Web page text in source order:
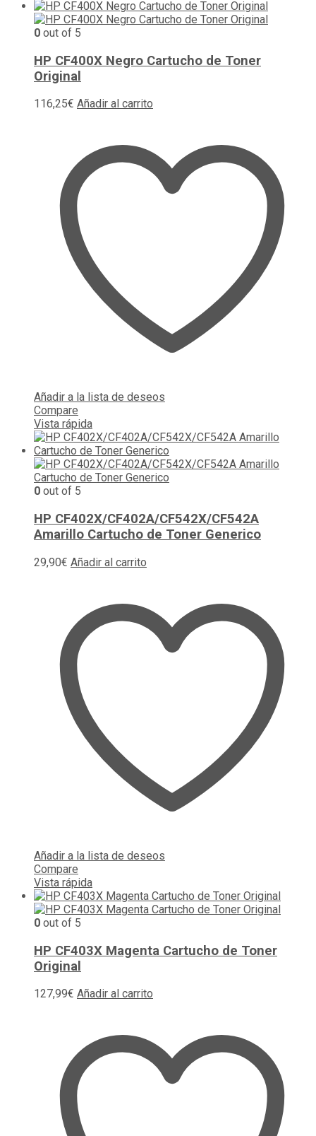
0 out of 5
HP CF400X Negro Cartucho de Toner
Original
116,25€ Añadir al carrito
Añadir a la lista de deseos
Compare
Vista rápida
0 out of 5
HP CF402X/CF402A/CF542X/CF542A
Amarillo Cartucho de Toner Generico
29,90€ Añadir al carrito
Añadir a la lista de deseos
Compare
Vista rápida
0 out of 5
HP CF403X Magenta Cartucho de Toner
Original
127,99€ Añadir al carrito